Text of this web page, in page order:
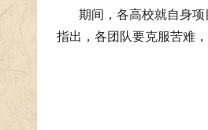
期间，各高校就自身
指出，各团队要克服苦难